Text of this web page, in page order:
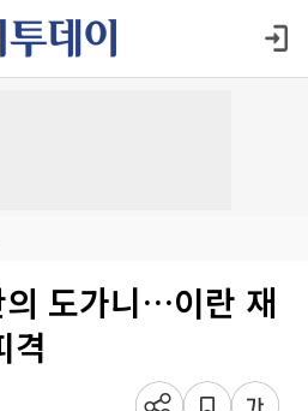
도가니…이란 재
격